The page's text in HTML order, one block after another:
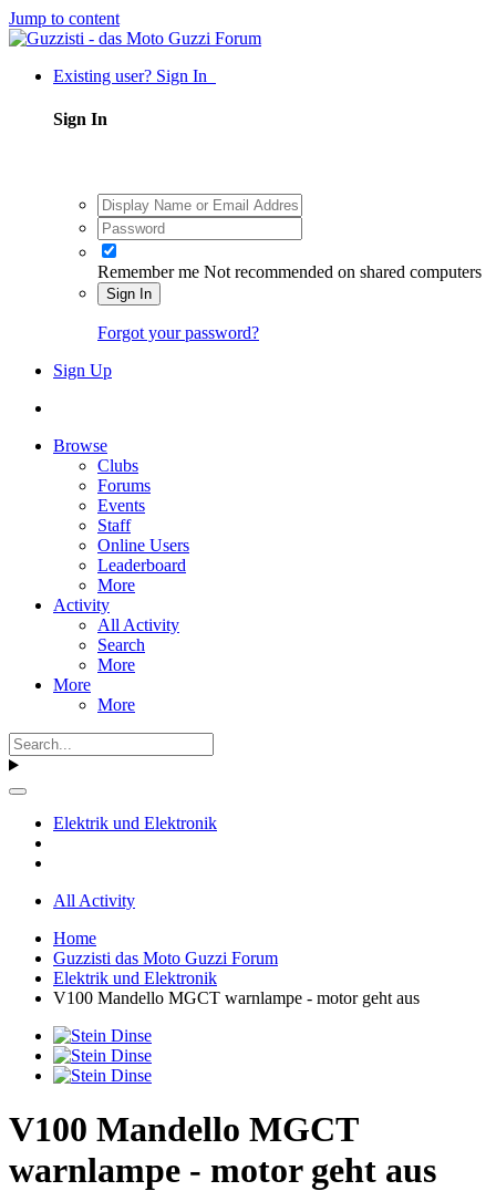
Jump to content
Existing user? Sign In
Sign In
Remember me Not recommended on shared computers
Sign In
Forgot your password?
Sign Up
Browse
Clubs
Forums
Events
Staff
Online Users
Leaderboard
More
Activity
All Activity
Search
More
More
More
Elektrik und Elektronik
All Activity
Home
Guzzisti das Moto Guzzi Forum
Elektrik und Elektronik
V100 Mandello MGCT warnlampe - motor geht aus
V100 Mandello MGCT
warnlampe - motor geht aus